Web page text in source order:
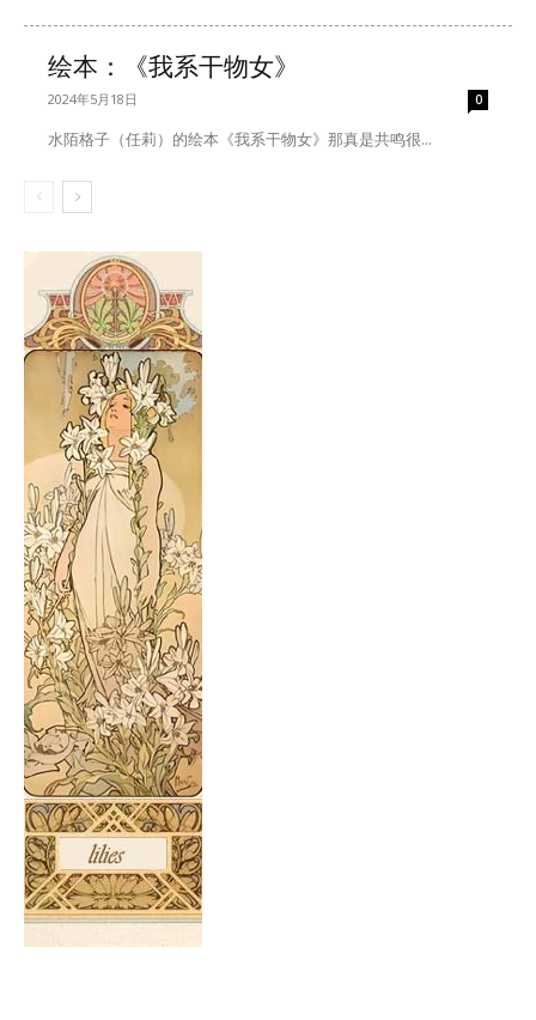
绘本：《我系干物女》
2024年5月18日 0
水陌格子（任莉）的绘本《我系干物女》那真是共鸣很...